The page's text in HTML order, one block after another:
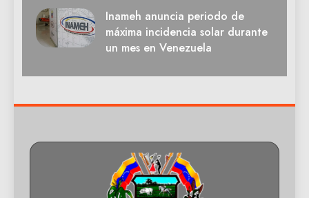
Inameh anuncia periodo de
máxima incidencia solar durante
un mes en Venezuela